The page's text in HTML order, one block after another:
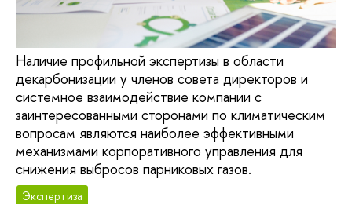
Наличие профильной экспертизы в области
декарбонизации у членов совета директоров и
системное взаимодействие компании с
заинтересованными сторонами по климатическим
вопросам являются наиболее эффективными
механизмами корпоративного управления для
снижения выбросов парниковых газов.
Экспертиза